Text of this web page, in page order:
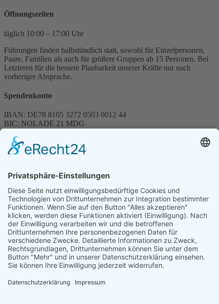
Öffnungszeiten
täglich 10:00 – 17:00 Uhr
Führungen finden halbstündlich statt, sowohl für Einzelpersonen,
Paare, Familien als auch für größere Gruppen ab 15 Personen. Bei
Letzteren für die bessere Planbarkeit unserer Kräfte nur nach
vorheriger Absprache.
Spendenkonto
IBAN: DE78 8105 3272 0503 0012 44
BIC: NOLADE 21 MDG
Spenden können steuerlich abgesetzt werden
Förderung
© 1987 – 2025
Storchenhof Loburg e.V.
Alle Rechte vorbehalten.
Cookie-Einstellungen
Navigation überspringen
Impressum
Haftungsausschluss